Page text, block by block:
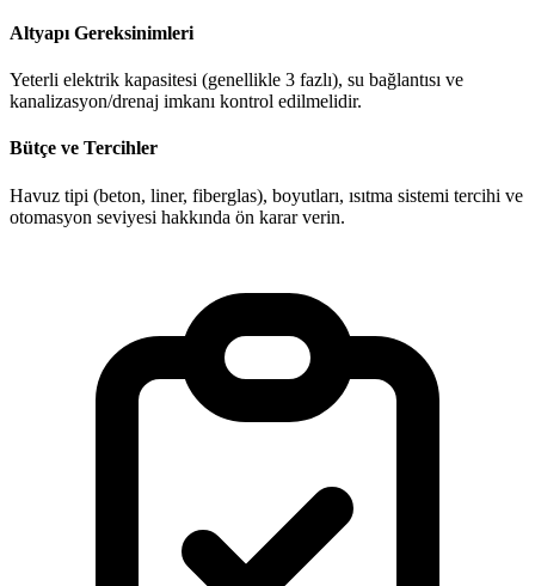
Altyapı Gereksinimleri
Yeterli elektrik kapasitesi (genellikle 3 fazlı), su bağlantısı ve
kanalizasyon/drenaj imkanı kontrol edilmelidir.
Bütçe ve Tercihler
Havuz tipi (beton, liner, fiberglas), boyutları, ısıtma sistemi tercihi ve
otomasyon seviyesi hakkında ön karar verin.